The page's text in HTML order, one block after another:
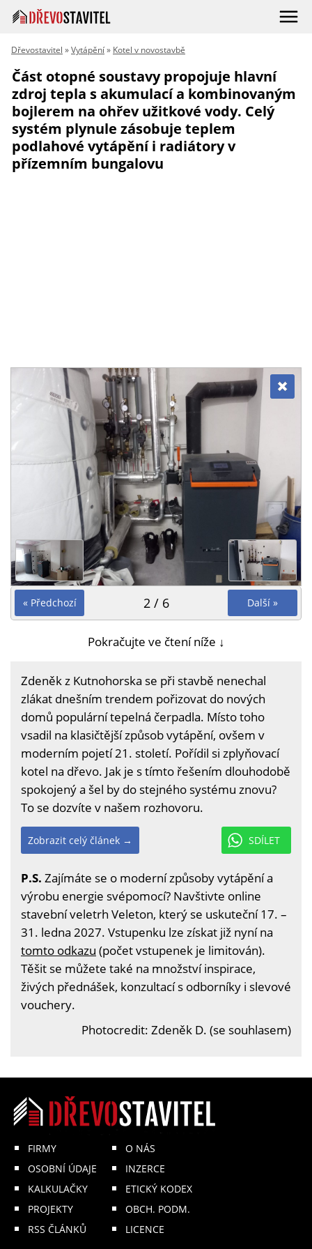
Dřevostavitel »Vytápění» Kotel v novostavbě
Část otopné soustavy propojuje hlavní
zdroj tepla s akumulací a kombinovaným
bojlerem na ohřev užitkové vody. Celý
systém plynule zásobuje teplem
podlahové vytápění i radiátory v
přízemním bungalovu
« Předchozí Další »
2 / 6
Pokračujte ve čtení níže ↓
Zdeněk z Kutnohorska se při stavbě nenechal
zlákat dnešním trendem pořizovat do nových
domů populární tepelná čerpadla. Místo toho
vsadil na klasičtější způsob vytápění, ovšem v
moderním pojetí 21. století. Pořídil si zplyňovací
kotel na dřevo. Jak je s tímto řešením dlouhodobě
spokojený a šel by do stejného systému znovu?
To se dozvíte v našem rozhovoru.
SDÍLET
Zobrazit celý článek →
P.S. Zajímáte se o moderní způsoby vytápění a
výrobu energie svépomocí? Navštivte online
stavební veletrh Veleton, který se uskuteční 17. –
31. ledna 2027. Vstupenku lze získat již nyní na
tomto odkazu (počet vstupenek je limitován).
Těšit se můžete také na množství inspirace,
živých přednášek, konzultací s odborníky i slevové
vouchery.
Photocredit: Zdeněk D. (se souhlasem)
FIRMY
OSOBNÍ ÚDAJE
KALKULAČKY
PROJEKTY
RSS ČLÁNKŮ
O NÁS
INZERCE
ETICKÝ KODEX
OBCH. PODM.
LICENCE